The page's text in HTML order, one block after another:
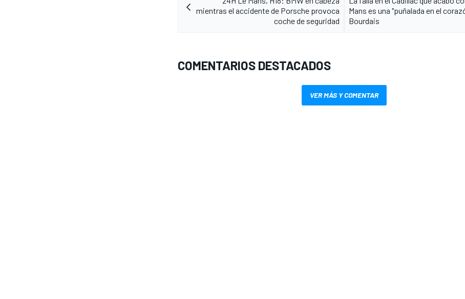
mientras el accidente de Porsche provoca
coche de seguridad
Mans es una "puñalada en el
Bourdais
COMENTARIOS DESTACADOS
VER MÁS Y COMENTAR